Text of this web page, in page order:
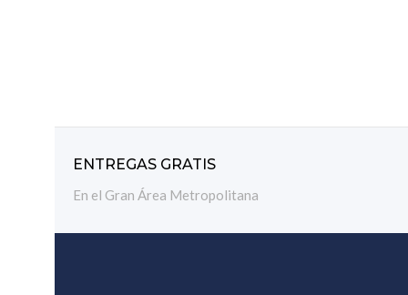
ENTREGAS GRATIS
En el Gran Área Metropolitana